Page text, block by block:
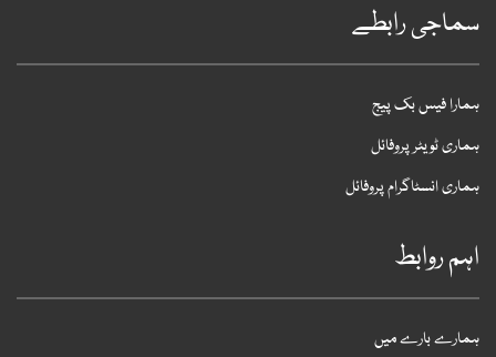
رابطے
فیس بک پیج
ٹویٹر پروفائل
انسٹاگرام پروفائل
روابط
بارے میں